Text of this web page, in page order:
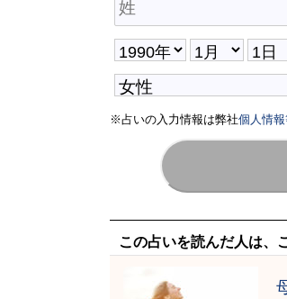
※占いの入力情報は弊社個人情
この占いを読んだ人は、